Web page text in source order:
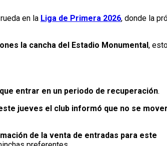
en la Liga de Primera 2026, donde la
la cancha del Estadio Monumental ,
entrar en un periodo de recuperación.
jueves el club informó que no se
de la venta de entradas para este